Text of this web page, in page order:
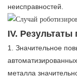
неисправностей.
IV.
1. Значительное
металла